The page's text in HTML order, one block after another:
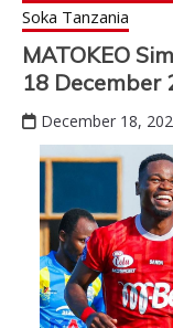
Soka Tanzania
MATOKEO
18 December
December 18,